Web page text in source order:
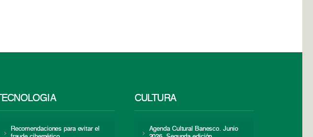
TECNOLOGÍA
Recomendaciones para evitar el
CULTURA
Agenda Cultural Banesco. Junio